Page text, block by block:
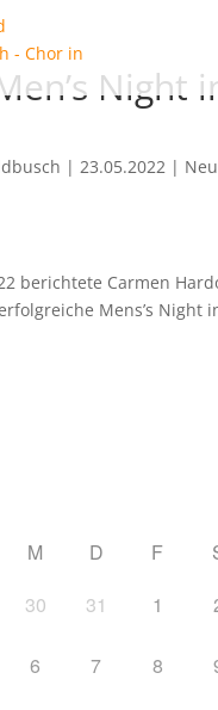
Night
| 23.05.2022|
berichtete Carmen
Mens’s Night
M D F
30 31 1
6 7 8